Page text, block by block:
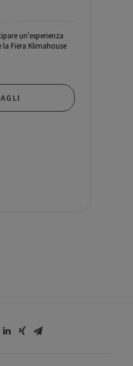
un'esperienza
Fiera Klimahouse